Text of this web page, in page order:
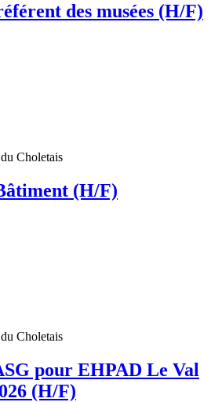
des musées (H/F)
Choletais
(H/F)
Choletais
pour EHPAD Le Val
(H/F)